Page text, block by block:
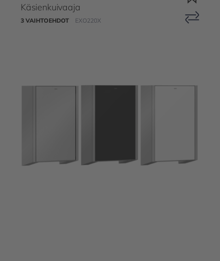
Käsienkuivaaja
3 VAIHTOEHDOT EXO220X